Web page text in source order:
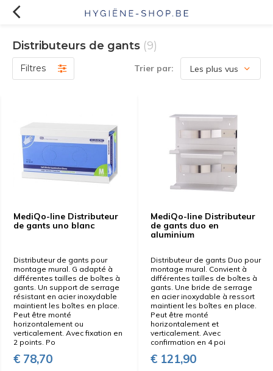
Distributeurs de gants (9)
Filtres Trier par:
MediQo-line Distributeur
de gants uno blanc
Distributeur de gants pour
montage mural. G adapté à
différentes tailles de boîtes à
gants. Un support de serrage
résistant en acier inoxydable
maintient les boîtes en place.
Peut être monté
horizontalement ou
verticalement. Avec fixation en
2 points. Po
€ 78,70
MediQo-line Distributeur
de gants duo en
aluminium
Distributeur de gants Duo pour
montage mural. Convient à
différentes tailles de boîtes à
gants. Une bride de serrage
en acier inoxydable à ressort
maintient les boîtes en place.
Peut être monté
horizontalement et
verticalement. Avec
confirmation en 4 poi
€ 121,90